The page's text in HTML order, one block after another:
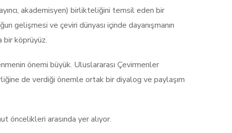
akademisyen) birlikteliğini temsil eden bir
gelişmesi ve çeviri dünyası içinde dayanışmanın
bir köprüyüz.
önemi büyük. Uluslararası Çevirmenler
de verdiği önemle ortak bir diyalog ve paylaşım
öncelikleri arasında yer alıyor.